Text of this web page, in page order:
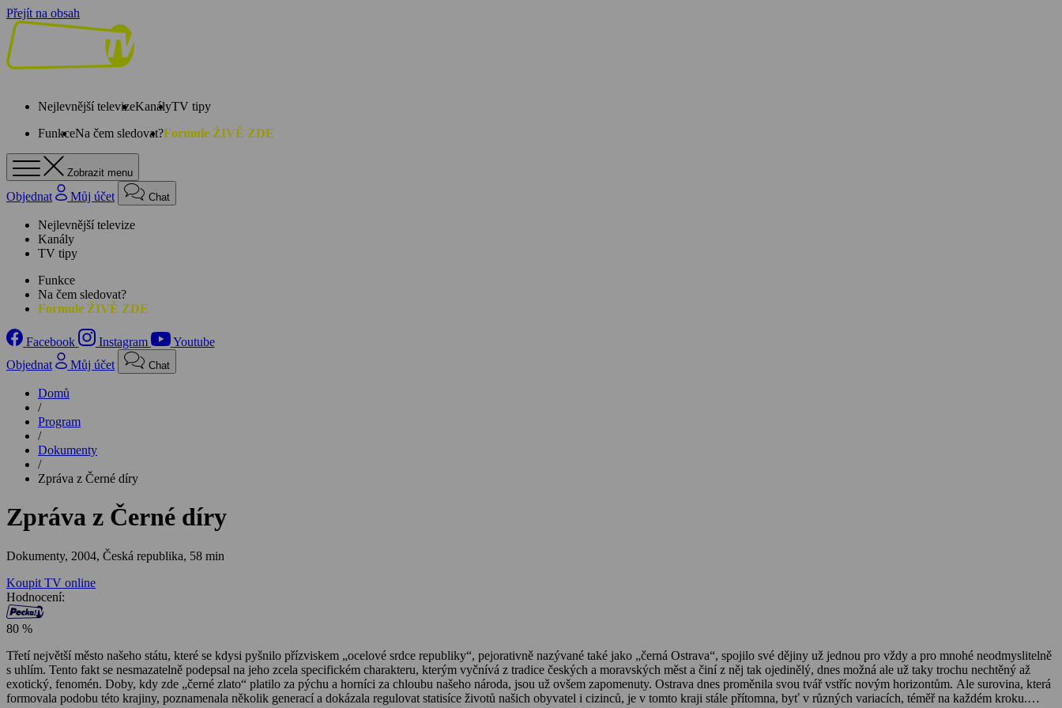
Přejít na obsah
Nejlevnější televizeKanályTV tipy
FunkceNa čem sledovat?Formule ŽIVĚ ZDE
Zobrazit menu
Objednat Můj účet Chat
Nejlevnější televize
Kanály
TV tipy
Funkce
Na čem sledovat?
Formule ŽIVĚ ZDE
Facebook Instagram
Youtube
Objednat
Můj účet Chat
Domů
/
Program
/
Dokumenty
/
Zpráva z Černé díry
Zpráva z Černé díry
Dokumenty, 2004, Česká republika, 58 min
Koupit TV online
Hodnocení:
80 %
Třetí největší město našeho státu, které se kdysi pyšnilo přízviskem „ocelové srdce republiky“, pejorativně nazývané také jako „černá Ostrava“, spojilo své dějiny už jednou pro vždy a pro mnohé neodmyslitelně
s uhlím. Tento fakt se nesmazatelně podepsal na jeho zcela specifickém charakteru, kterým vyčnívá z tradice českých a moravských měst a činí z něj tak ojedinělý, dnes možná ale už taky trochu nechtěný až
exotický, fenomén. Doby, kdy zde „černé zlato“ platilo za pýchu a horníci za chloubu našeho národa, jsou už ovšem zapomenuty. Ostrava dnes proměnila svou tvář vstříc novým horizontům. Ale surovina, která
formovala podobu této krajiny, poznamenala několik generací a dokázala regulovat statisíce životů našich obyvatel i cizinců, je v tomto kraji stále přítomna, byť v různých variacích, téměř na každém kroku.